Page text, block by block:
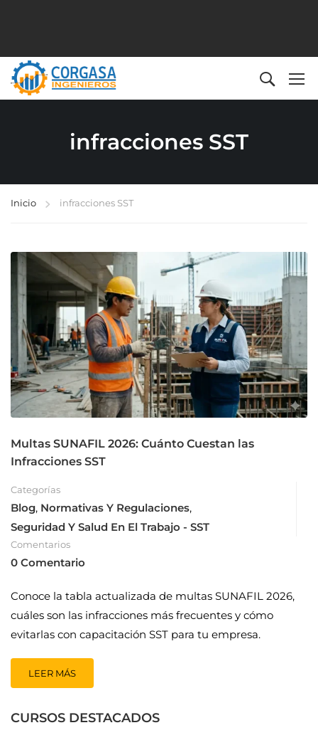
infracciones SST
Inicio infracciones SST
Multas SUNAFIL 2026: Cuánto Cuestan las
Infracciones SST
Categorías
Blog, Normativas Y Regulaciones,
Seguridad Y Salud En El Trabajo - SST
Comentarios
0 Comentario
Conoce la tabla actualizada de multas SUNAFIL 2026,
cuáles son las infracciones más frecuentes y cómo
evitarlas con capacitación SST para tu empresa.
LEER MÁS
CURSOS DESTACADOS